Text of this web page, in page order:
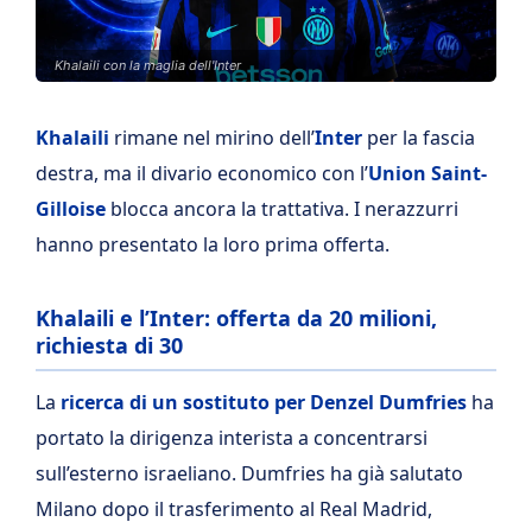
Khalaili con la maglia dell'Inter
Khalaili rimane nel mirino dell’Inter per la fascia
destra, ma il divario economico con l’Union Saint-
Gilloise blocca ancora la trattativa. I nerazzurri
hanno presentato la loro prima offerta.
Khalaili e l’Inter: offerta da 20 milioni,
richiesta di 30
La ricerca di un sostituto per Denzel Dumfries ha
portato la dirigenza interista a concentrarsi
sull’esterno israeliano. Dumfries ha già salutato
Milano dopo il trasferimento al Real Madrid,